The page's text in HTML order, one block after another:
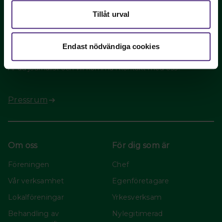
Tillåt urval
Endast nödvändiga cookies
Är du journalist och vill komma i kontakt med oss?
Pressrum
Om oss
Föreningen
Vår verksamhet
Lokalföreningar
Behandling av
För dig som är
Chef
Egenföretagare
Yrkesverksam
Nylegitimerad